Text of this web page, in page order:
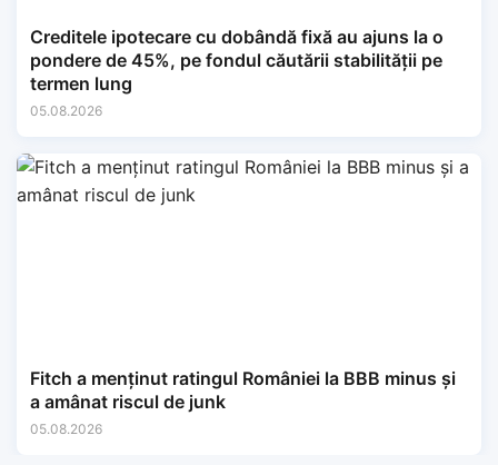
Creditele ipotecare cu dobândă fixă au ajuns la o
pondere de 45%, pe fondul căutării stabilității pe
termen lung
05.08.2026
Fitch a menținut ratingul României la BBB minus și
a amânat riscul de junk
05.08.2026